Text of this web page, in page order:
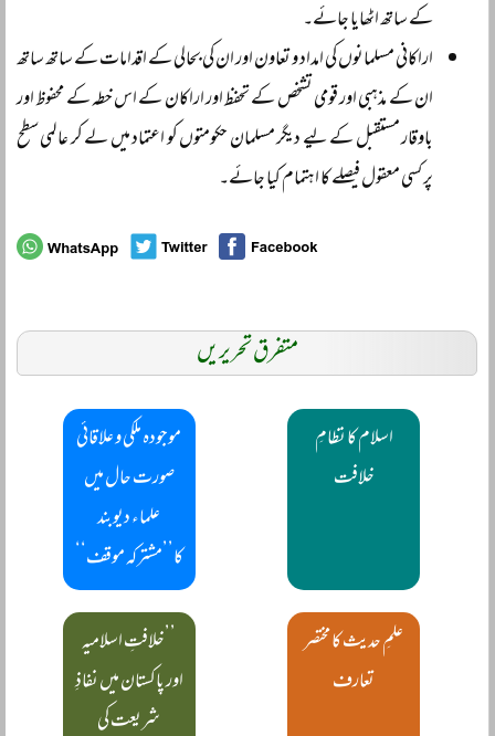
کے ساتھ اٹھایا جائے۔
اراکانی مسلمانوں کی امداد و تعاون اور ان کی بحالی کے اقدامات کے ساتھ ساتھ
ان کے مذہبی اور قومی تشخص کے تحفظ اور اراکان کے اس خطہ کے محفوظ اور
باوقار مستقبل کے لیے دیگر مسلمان حکومتوں کو اعتماد میں لے کر عالمی سطح
پر کسی معقول فیصلے کا اہتمام کیا جائے۔
متفرق تحریریں
اسلام کا نظامِ
خلافت
موجودہ ملکی و علاقائی
صورت حال میں
علماء دیوبند
کا’’مشترکہ موقف‘‘
علمِ حدیث کا مختصر
تعارف
’’خلافتِ اسلامیہ
اور پاکستان میں نفاذِ
شریعت کی